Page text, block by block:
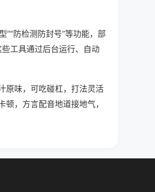
”“防检测防封号”等功能，部
工具通过后台运行、自动
原味，可吃碰杠，打法灵活
，方言配音地道接地气，